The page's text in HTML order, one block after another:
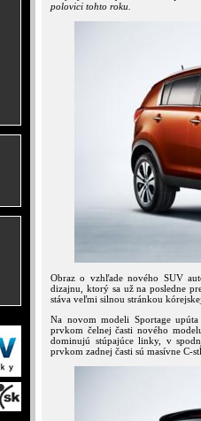
polovici tohto roku.
Obraz o vzhľade nového SUV
dizajnu, ktorý sa už na posledne
stáva veľmi silnou stránkou
Na novom modeli Sportage
prvkom čelnej časti nového
dominujú stúpajúce linky, v
prvkom zadnej časti sú masívne C-